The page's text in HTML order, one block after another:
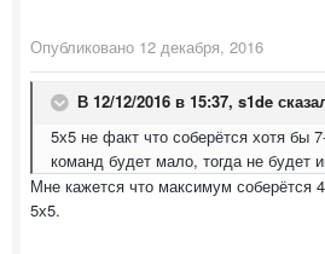
Опубликовано 12 декабря, 2016
В 12/12/2016 в 15:37, s1de
5х5 не факт что соберётся хотя бы
команд будет мало, тогда не будет
Мне кажется что максимум соберётся
5х5.